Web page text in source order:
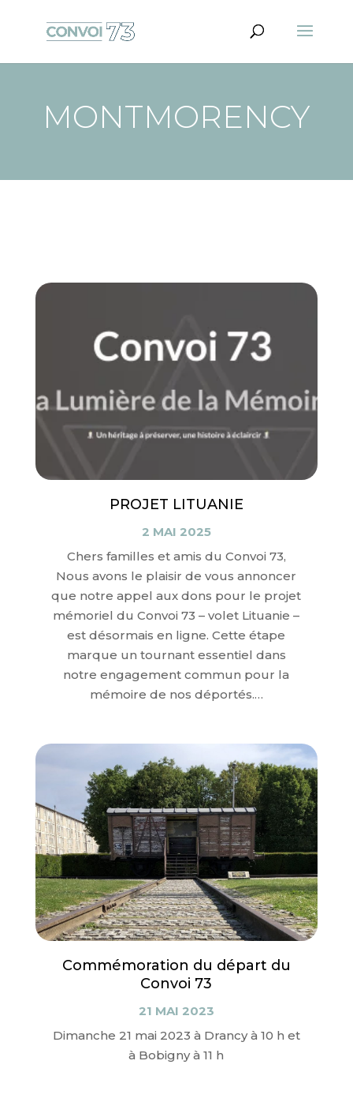
MONTMORENCY
PROJET LITUANIE
2 MAI 2025
Chers familles et amis du Convoi 73,
Nous avons le plaisir de vous annoncer
que notre appel aux dons pour le projet
mémoriel du Convoi 73 – volet Lituanie –
est désormais en ligne. Cette étape
marque un tournant essentiel dans
notre engagement commun pour la
mémoire de nos déportés.…
Commémoration du départ du
Convoi 73
21 MAI 2023
Dimanche 21 mai 2023 à Drancy à 10 h et
à Bobigny à 11 h